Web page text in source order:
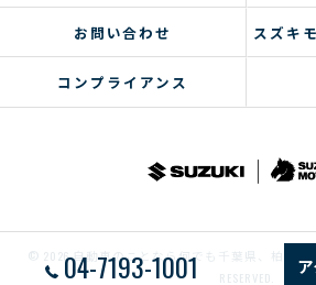
04-7193-1001
お問い合わせ
コンプライアンス
© 2026 自動車のことなら何でも千葉県、柏のス
RESERVED.